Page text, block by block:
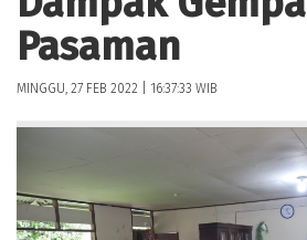
Pasaman
MINGGU, 27 FEB 2022 | 16:37:33 WIB